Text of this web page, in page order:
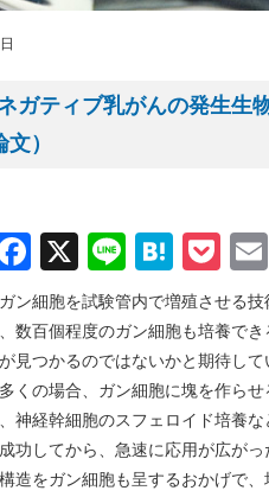
ガティブ乳がんの発生生
）
Facebook
X Line
ン細胞を試験管内で増殖させる
数百個程度のガン細胞も培養で
見つかるのではないかと期待し
くの場合、ガン細胞に塊を作ら
神経幹細胞のスフェロイド培養
功してから、急速に応用が広が
造をガン細胞も呈するおかげで